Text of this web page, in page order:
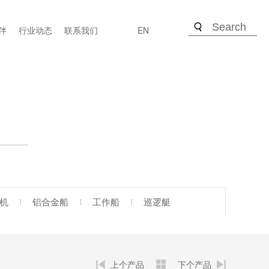
EN
行业动态 联系我们
铝合金船 工作船 巡逻艇
上个产品 下个产品